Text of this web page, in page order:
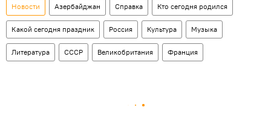
Новости Азербайджан Справка Кто сегодня родился
Какой сегодня праздник Россия Культура Музыка
Литература СССР Великобритания Франция